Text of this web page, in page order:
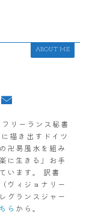
ABOUT ME
リーランス秘書
描き出すドイツ
卍易風水を組み
に生きる」お手
います。 訳書
ヴィジョナリー
グランスジャー
ら から。